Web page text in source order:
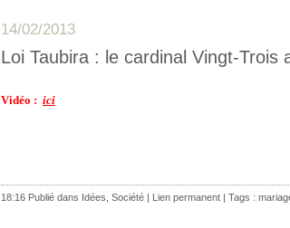
14/02/2013
Loi Taubira : le cardinal Vingt-Trois
Vidéo : ici
18:16 Publié dans Idées Société | Lien permanent | Tags :